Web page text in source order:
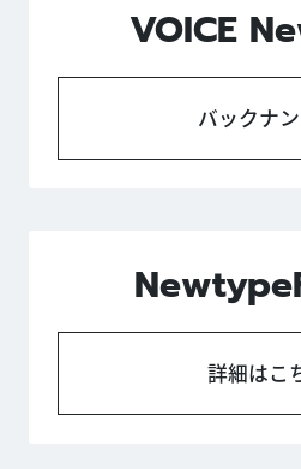
VOICE
バックナ
詳細はこ